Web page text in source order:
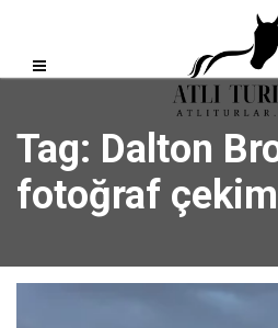
Tag: Dalton
fotoğraf